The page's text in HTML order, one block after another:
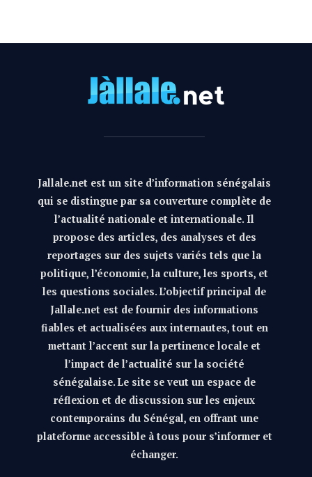
Jallale.net est un site d’information sénégalais
qui se distingue par sa couverture complète de
l’actualité nationale et internationale. Il
propose des articles, des analyses et des
reportages sur des sujets variés tels que la
politique, l’économie, la culture, les sports, et
les questions sociales. L’objectif principal de
Jallale.net est de fournir des informations
fiables et actualisées aux internautes, tout en
mettant l’accent sur la pertinence locale et
l’impact de l’actualité sur la société
sénégalaise. Le site se veut un espace de
réflexion et de discussion sur les enjeux
contemporains du Sénégal, en offrant une
plateforme accessible à tous pour s’informer et
échanger.